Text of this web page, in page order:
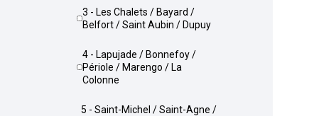
3 - Les Chalets / Bayard /
Belfort / Saint Aubin / Dupuy
4 - Lapujade / Bonnefoy /
Périole / Marengo / La
Colonne
5 - Saint-Michel / Saint-Agne /